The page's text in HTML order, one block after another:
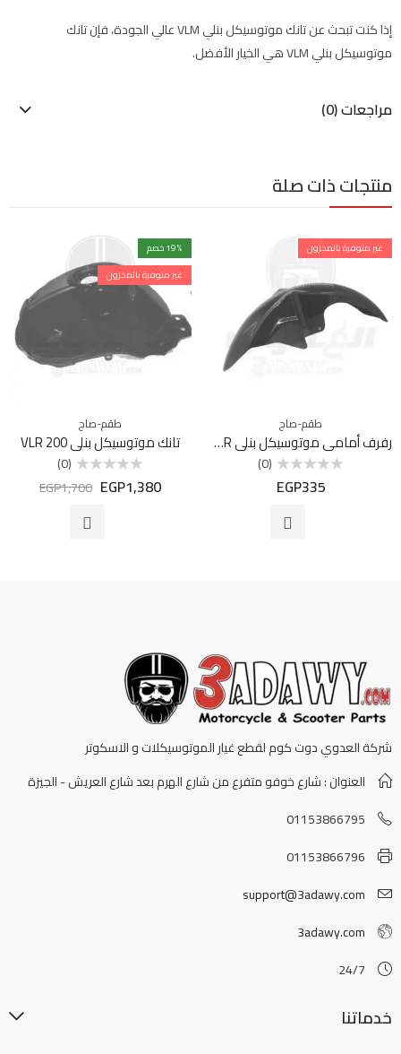
إذا كنت تبحث عن تانك موتوسيكل بنلي VLM عالي الجودة، فإن تانك
موتوسيكل بنلي VLM هي الخيار الأفضل.
مراجعات (0)
منتجات ذات صلة
غير متوفرة بالمخزون
طقم-صاج
رفرف أمامي موتوسيكل بنلي VLR أزرق
التقييم
(0)
EGP335
19% خصم
غير متوفرة بالمخزون
طقم-صاج
تانك موتوسيكل بنلي VLR 200
التقييم
(0)
EGP1,380
EGP1,700
شركة العدوي دوت كوم لقطع غيار الموتوسيكلات و الاسكوتر
العنوان : شارع خوفو متفرع من شارع الهرم بعد شارع العريش - الجيزة
01153866795
01153866796
support@3adawy.com
3adawy.com
24/7
خدماتنا